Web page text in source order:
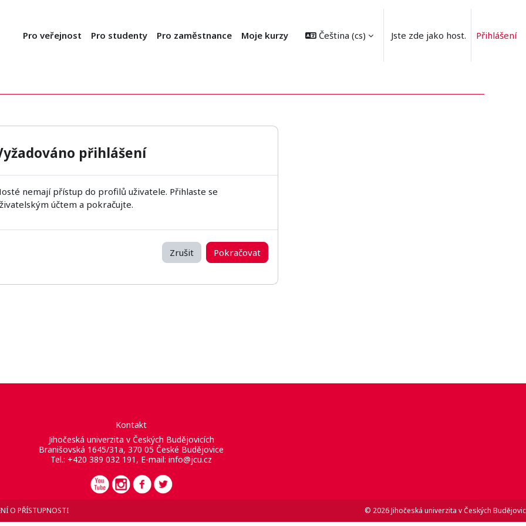
Pro veřejnost Pro studenty Pro zaměstnance Moje kurzy Čeština ‎(cs)‎ Jste zde jako host. Přihlášení
přihlášení
nemají přístup do profilů uživatele. Přihlaste se
účtem a pokračujte.
Zrušit Pokračovat
Kontakt
Jihočeská univerzita v Českých Budějovicích
Branišovská 1645/31a, 370 05 České Budějovice
Tel.: +420 389 032 191, E-mail: info@jcu.cz
O PŘÍSTUPNOSTI © 2026 Jihočeská univerzita v Českých